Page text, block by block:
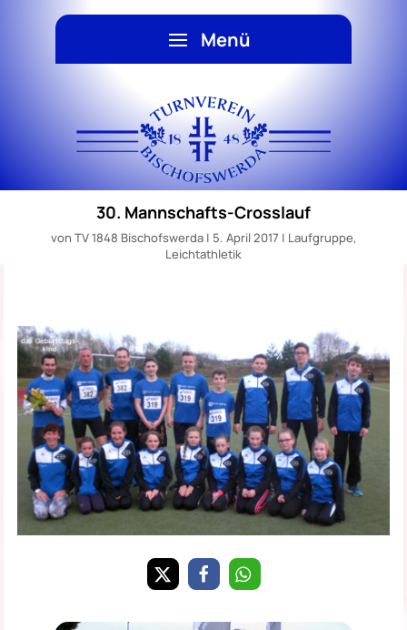
30. Mannschafts-Crosslauf
von TV 1848 Bischofswerda| 5. April 2017 | Laufgruppe,
Leichtathletik